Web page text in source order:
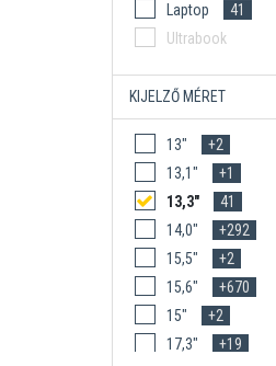
Lenovo Üzleti
Laptop
41
Ultrabook
KIJELZŐ MÉRET
13"
+2
13,1"
+1
13,3"
41
14,0"
+292
15,5"
+2
15,6"
+670
15"
+2
17,3"
+19